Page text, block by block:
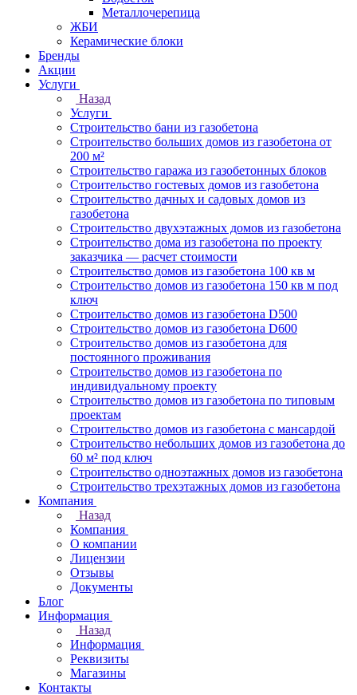
Металлочерепица
ЖБИ
Керамические блоки
Бренды
Акции
Услуги
Назад
Услуги
Строительство бани из газобетона
Строительство больших домов из газобетона от
200 м²
Строительство гаража из газобетонных блоков
Строительство гостевых домов из газобетона
Строительство дачных и садовых домов из
газобетона
Строительство двухэтажных домов из газобетона
Строительство дома из газобетона по проекту
заказчика — расчет стоимости
Строительство домов из газобетона 100 кв м
Строительство домов из газобетона 150 кв м под
ключ
Строительство домов из газобетона D500
Строительство домов из газобетона D600
Строительство домов из газобетона для
постоянного проживания
Строительство домов из газобетона по
индивидуальному проекту
Строительство домов из газобетона по типовым
проектам
Строительство домов из газобетона с мансардой
Строительство небольших домов из газобетона до
60 м² под ключ
Строительство одноэтажных домов из газобетона
Строительство трехэтажных домов из газобетона
Компания
Назад
Компания
О компании
Лицензии
Отзывы
Документы
Блог
Информация
Назад
Информация
Реквизиты
Магазины
Контакты